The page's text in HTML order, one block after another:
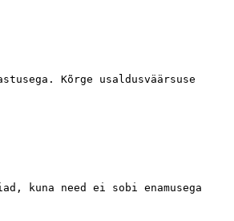
Kõrge usaldusväärsuse
kuna need ei sobi enamusega